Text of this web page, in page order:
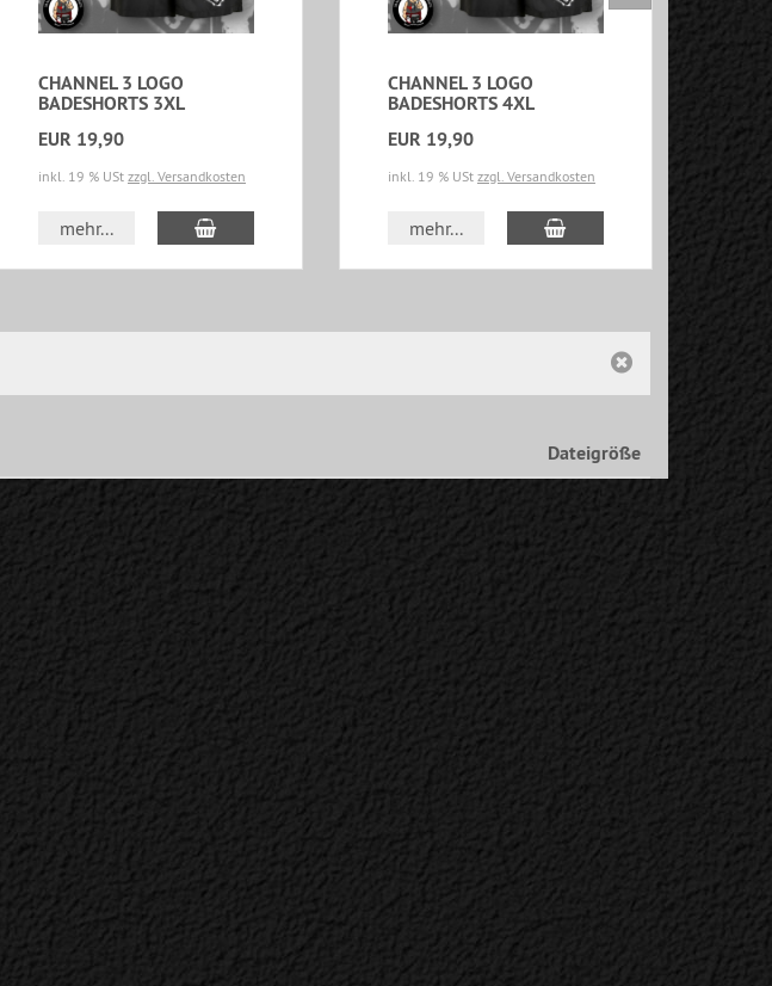
CHANNEL 3 LOGO
BADESHORTS 3XL
EUR 19,90
inkl. 19 % USt zzgl. Versandkosten
mehr... In den Warenkorb
CHANNEL 3 LOGO
BADESHORTS 4XL
EUR 19,90
inkl. 19 % USt zzgl. Versandkosten
mehr... In den Warenkorb
Dateigröße